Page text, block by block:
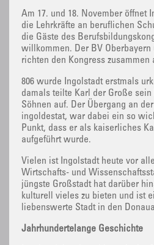
Am 17. und 18. November öffnet
die Lehrkräfte an beruflichen
die Gäste des
willkommen. Der BV
richten den Kongress zusammen
806 wurde Ingolstadt erstmals
damals teilte Karl der Große sein
Söhnen auf. Der Übergang an
ingoldestat, war dabei ein so
Punkt, dass er als kaiserliches
aufgeführt wurde.
Vielen ist Ingolstadt heute vor
Wirtschafts- und
jüngste Großstadt hat darüber
kulturell vieles zu bieten und ist
liebenswerte Stadt in den
Jahrhundertelange Geschichte